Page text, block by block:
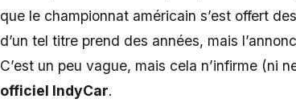
que le championnat américain s’est offert
d’un tel titre prend des années, mais
C’est un peu vague, mais cela n’infirme (ni
officiel IndyCar.